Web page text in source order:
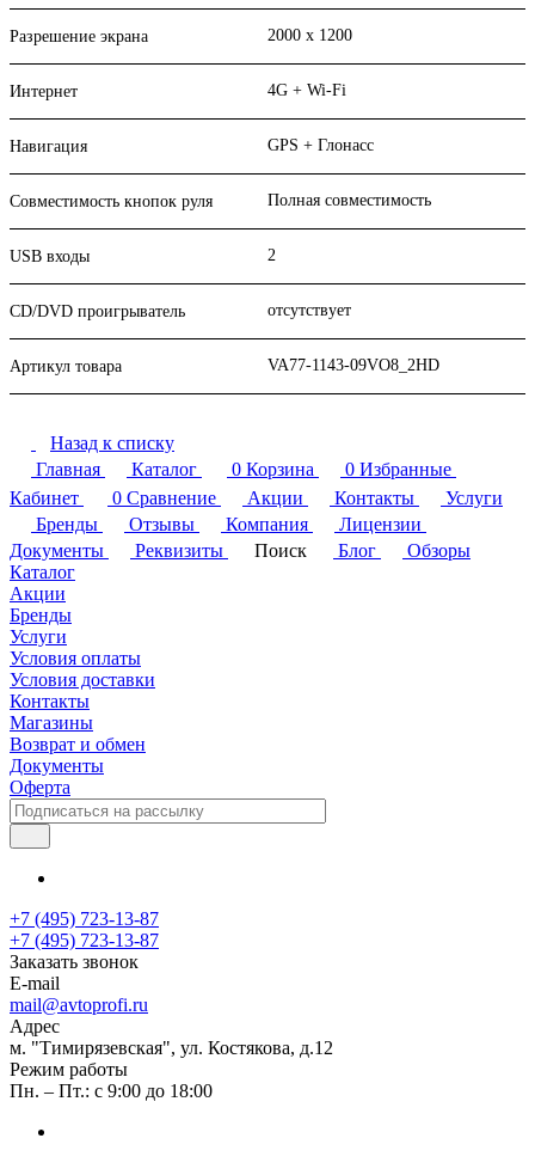
Разрешение экрана 2000 x 1200
Интернет 4G + Wi-Fi
Навигация GPS + Глонасс
Совместимость кнопок руля Полная совместимость
USB входы 2
CD/DVD проигрыватель отсутствует
Артикул товара VA77-1143-09VO8_2HD
Назад к списку
Главная
Каталог 0 Корзина 0 Избранные
Кабинет
0 Сравнение Акции Контакты
Услуги
Бренды
Отзывы Компания
Лицензии
Документы
Реквизиты Поиск Блог
Обзоры
Каталог
Акции
Бренды
Услуги
Условия оплаты
Условия доставки
Контакты
Магазины
Возврат и обмен
Документы
Оферта
+7 (495) 723-13-87
+7 (495) 723-13-87
Заказать звонок
E-mail
mail@avtoprofi.ru
Адрес
м. "Тимирязевская", ул. Костякова, д.12
Режим работы
Пн. – Пт.: с 9:00 до 18:00